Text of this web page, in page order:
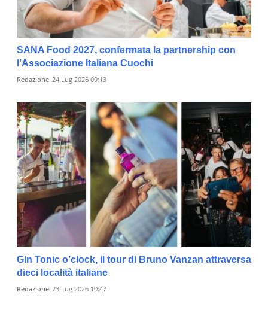
SANA Food 2027, confermata la partnership con
l’Associazione Italiana Cuochi
Redazione 24 Lug 2026 09:13
Gin Tonic o’clock, il tour di Bruno Vanzan attraversa
dieci località italiane
Redazione 23 Lug 2026 10:47